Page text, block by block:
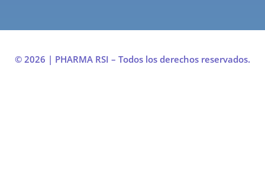
© 2026 | PHARMA RSI – Todos los derechos reservados.